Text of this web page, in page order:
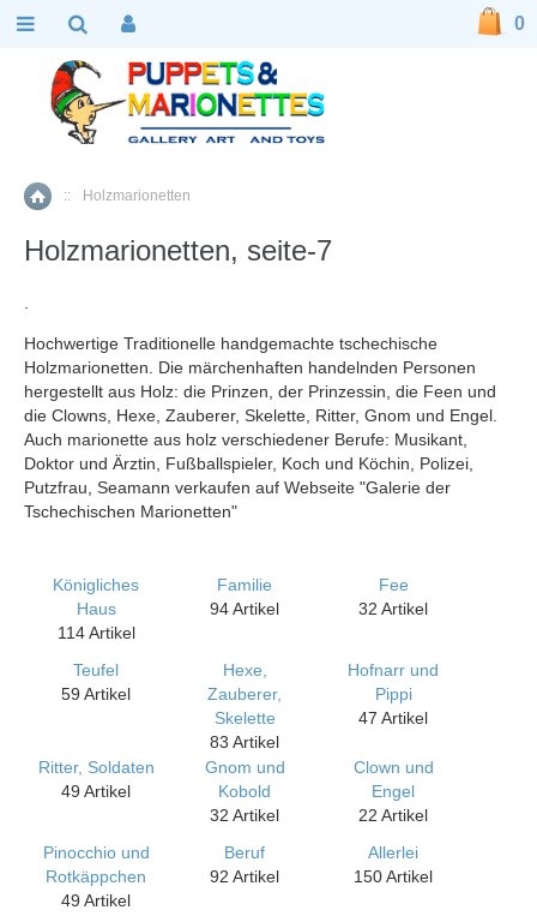
Home
:: Holzmarionetten
Holzmarionetten, seite-7
Hochwertige Traditionelle handgemachte tschechische
Holzmarionetten. Die märchenhaften handelnden Personen
hergestellt aus Holz: die Prinzen, der Prinzessin, die Feen und
die Clowns, Hexe, Zauberer, Skelette, Ritter, Gnom und Engel.
Auch marionette aus holz verschiedener Berufe: Musikant,
Doktor und Ärztin, Fußballspieler, Koch und Köchin, Polizei,
Putzfrau, Seamann verkaufen auf Webseite "Galerie der
Tschechischen Marionetten"
Königliches
Haus
114 Artikel
Familie
94 Artikel
Fee
32 Artikel
Teufel
59 Artikel
Hexe,
Zauberer,
Skelette
83 Artikel
Hofnarr und
Pippi
47 Artikel
Ritter, Soldaten
49 Artikel
Gnom und
Kobold
32 Artikel
Clown und
Engel
22 Artikel
Pinocchio und
Rotkäppchen
49 Artikel
Beruf
92 Artikel
Allerlei
150 Artikel
0